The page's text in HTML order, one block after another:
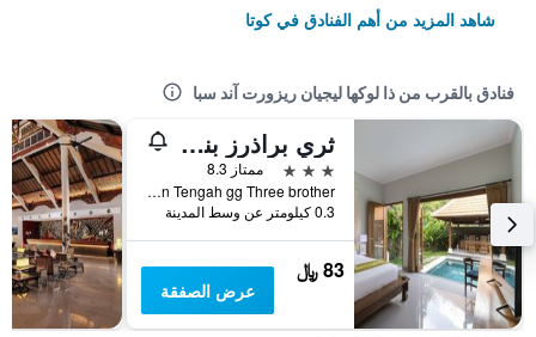
شاهد المزيد من أهم الفنادق في كوتا
فنادق بالقرب من ذا لوكها ليجيان ريزورت آند سبا
ثري براذرز بنجالوز آند فيلاز
3 نجوم
ممتاز 8.3
Jl. Legian Tengah gg Three brother, كوتا, إندونيسيا
0.3 كيلومتر عن وسط المدينة
83 ﷼
عرض الصفقة